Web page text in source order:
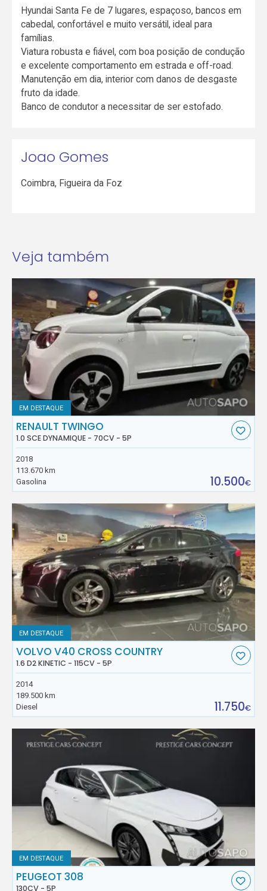
Hyundai Santa Fe de 7 lugares, espaçoso, bancos em
cabedal, confortável e muito versátil, ideal para
famílias.
Viatura robusta e fiável, com boa posição de condução
e excelente comportamento em estrada e off-road.
Manutenção em dia, interior com danos de desgaste
fruto da idade.
Banco de condutor a necessitar de ser estofado.
Joao Gomes
Coimbra, Figueira da Foz
Veja também
EM DESTAQUE
RENAULT TWINGO
1.0 SCE DYNAMIQUE - 70CV - 5P
2018
113.670 km
Gasolina
10.500€
EM DESTAQUE
VOLVO V40 CROSS COUNTRY
1.6 D2 KINETIC - 115CV - 5P
2014
189.500 km
Diesel
11.750€
EM DESTAQUE
PEUGEOT 308
130CV - 5P